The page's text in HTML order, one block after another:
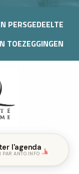
PERSGEDEELTE
TOEZEGGINGEN
l'agenda
PAR ANTO.INFO